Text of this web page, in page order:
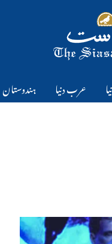
عرب دنیا ہندوستان